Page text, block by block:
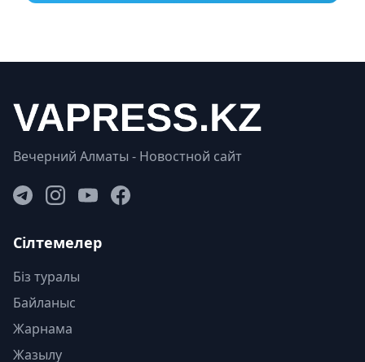
Вечерний Алматы - Новостной сайт
Сілтемелер
Біз туралы
Байланыс
Жарнама
Жазылу